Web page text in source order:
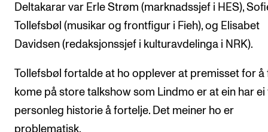
Deltakarar var Erle Strøm (marknadssjef i HES),
Tollefsbøl (musikar og frontfigur i Fieh), og Elisabet
Davidsen (redaksjonssjef i kulturavdelinga i NRK).
Tollefsbøl fortalde at ho opplever at premisset for å
kome på store talkshow som Lindmo er at ein har ei
personleg historie å fortelje. Det meiner ho er
problematisk.